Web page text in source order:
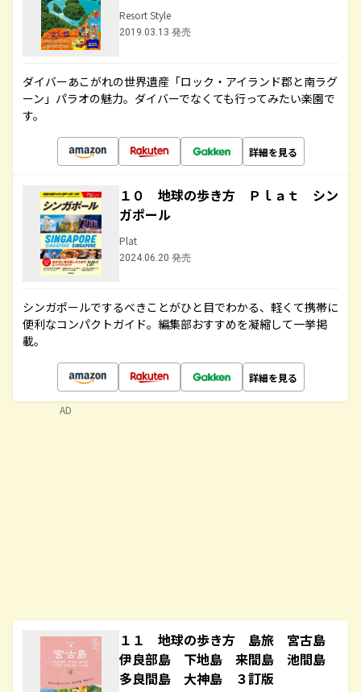
Resort Style
2019.03.13 発売
ダイバーあこがれの世界遺産「ロック・アイランド郡と南ラグ
ーン」パラオの魅力。ダイバーでなくても行ってみたい楽園で
す。
詳細を見る
１０ 地球の歩き方 Ｐｌａｔ シン
ガポール
Plat
2024.06.20 発売
シンガポールでするべきことがひと目でわかる、軽くて携帯に
便利なコンパクトガイド。編集部おすすめを凝縮して一挙掲
載。
詳細を見る
１１ 地球の歩き方 島旅 宮古島
伊良部島 下地島 来間島 池間島
多良間島 大神島 ３訂版
AD